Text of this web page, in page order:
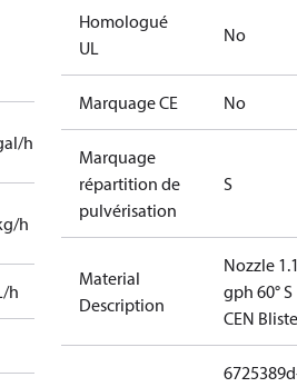
h
h
h
Homologué
UL
No
Marquage CE No
Marquage
répartition de
pulvérisation
S
Material
Description
Nozzle
gph 60° S
CEN